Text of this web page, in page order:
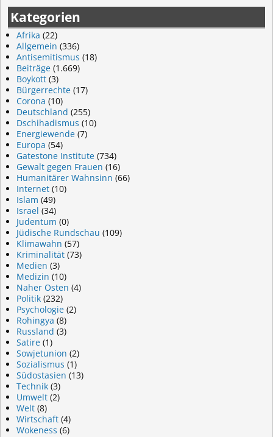
Kategorien
Afrika (22)
Allgemein (336)
Antisemitismus (18)
Beiträge (1.669)
Boykott (3)
Bürgerrechte (17)
Corona (10)
Deutschland (255)
Dschihadismus (10)
Energiewende (7)
Europa (54)
Gatestone Institute (734)
Gewalt gegen Frauen (16)
Humanitärer Wahnsinn (66)
Internet (10)
Islam (49)
Israel (34)
Judentum (0)
Jüdische Rundschau (109)
Klimawahn (57)
Kriminalität (73)
Medien (3)
Medizin (10)
Naher Osten (4)
Politik (232)
Psychologie (2)
Rohingya (8)
Russland (3)
Satire (1)
Sowjetunion (2)
Sozialismus (1)
Südostasien (13)
Technik (3)
Umwelt (2)
Welt (8)
Wirtschaft (4)
Wokeness (6)